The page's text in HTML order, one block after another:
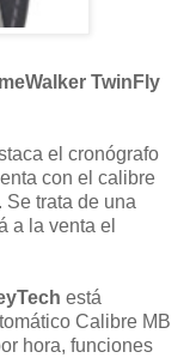
TwinFly
el cronógrafo
con el calibre
. Se trata de una
a la venta el
está
Calibre MB
hora, funciones